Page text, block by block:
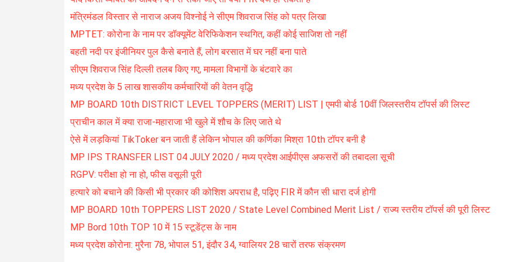
मंत्रिमंडल विस्तार से नाराज अजय विश्नोई ने सीएम शिवराज सिंह को पत्र लिखा
MPTET: कोरोना के नाम पर डॉक्यूमेंट वेरिफिकेशन स्थगित, कहीं कोई साजिश तो नहीं
बहती नदी पर इंजीनियर पुल कैसे बनाते हैं, लोग बरसात में घर नहीं बना पाते
सीएम शिवराज सिंह दिल्ली तलब किए गए, मामला विभागों के बंटवारे का
मध्य प्रदेश के 5 लाख शासकीय कर्मचारियों की वेतन वृद्धि
MP BOARD 10th DISTRICT LEVEL TOPPERS (MERIT) LIST | एमपी बोर्ड 10वीं जिलस्तरीय टॉपर्स की लिस्ट
प्राचीन काल में क्या राजा-महाराजा भी खुले में शौच के लिए जाते थे
ऐसे में लड़कियां TikToker बन जाती हैं लेकिन भोपाल की कर्णिका मिश्रा 10th टॉपर बनी है
MP IPS TRANSFER LIST 04 JULY 2020 / मध्य प्रदेश आईपीएस अफसरों की तबादला सूची
RGPV: परीक्षा हो ना हो, फीस वसूली पूरी
हत्यारे को बचाने की किसी भी प्रकार की कोशिश अपराध है, पढ़िए FIR में कौन सी धारा दर्ज होगी
MP BOARD 10th TOPPERS LIST 2020 / State Level Combined Merit List / राज्य स्तरीय टॉपर्स की पूरी लिस्ट
MP Bord 10th TOP 10 में 15 स्टूडेंट्स के नाम
मध्य प्रदेश कोरोना: मुरैना 78, भोपाल 51, इंदौर 34, ग्वालियर 28 चारों तरफ संक्रमण